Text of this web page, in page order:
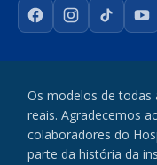
FacebookInstagram
TikTok
Os modelos de
reais. Agradecemos
colaboradores do
parte da história da